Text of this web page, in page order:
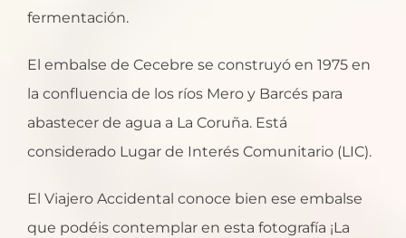
fermentación.
El embalse de Cecebre se construyó en 1975 en
la confluencia de los ríos Mero y Barcés para
abastecer de agua a La Coruña. Está
considerado Lugar de Interés Comunitario (LIC).
El Viajero Accidental conoce bien ese embalse
que podéis contemplar en esta fotografía ¡La